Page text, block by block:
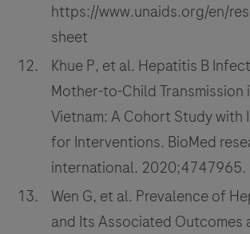
https://www.unaids.org/en/
sheet
Khue P, et al. Hepatitis B
Mother-to-Child Transmission
Vietnam: A Cohort Study with
for Interventions. BioMed
international. 2020;4747965.
Wen G, et al. Prevalence of
and Its Associated Outcomes